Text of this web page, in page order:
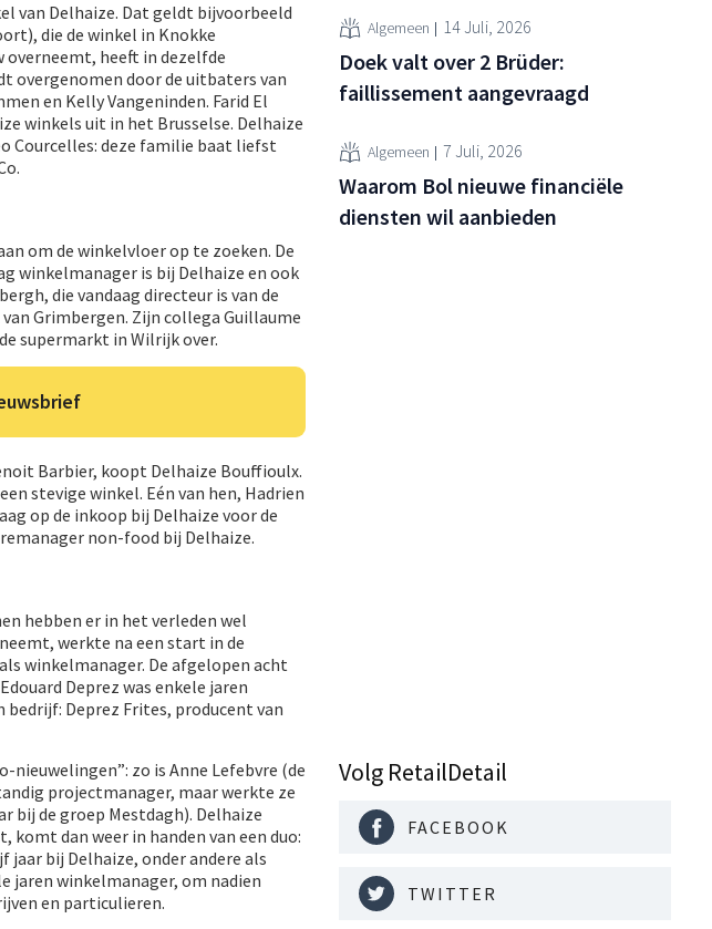
van Delhaize. Dat geldt bijvoorbeeld
die de winkel in Knokke
overneemt, heeft in dezelfde
overgenomen door de uitbaters van
en Kelly Vangeninden. Farid El
winkels uit in het Brusselse. Delhaize
Courcelles: deze familie baat liefst
om de winkelvloer op te zoeken. De
winkelmanager is bij Delhaize en ook
die vandaag directeur is van de
Grimbergen. Zijn collega Guillaume
supermarkt in Wilrijk over.
Barbier, koopt Delhaize Bouffioulx.
stevige winkel. Eén van hen, Hadrien
op de inkoop bij Delhaize voor de
non-food bij Delhaize.
hebben er in het verleden wel
werkte na een start in de
winkelmanager. De afgelopen acht
Deprez was enkele jaren
Deprez Frites, producent van
nieuwelingen”: zo is Anne Lefebvre (de
projectmanager, maar werkte ze
bij de groep Mestdagh). Delhaize
dan weer in handen van een duo:
jaar bij Delhaize, onder andere als
jaren winkelmanager, om nadien
en particulieren.
Algemeen 14 Juli, 2026
Doek valt over 2 Brüder:
faillissement aangevraagd
Algemeen 7 Juli, 2026
Waarom Bol nieuwe financiële
diensten wil aanbieden
Volg RetailDetail
FACEBOOK
TWITTER